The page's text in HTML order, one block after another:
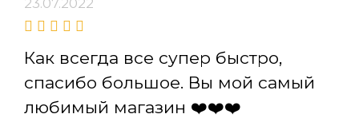
Как всегда все супер быстро,
спасибо большое. Вы мой самый
любимый магазин ❤️❤️❤️